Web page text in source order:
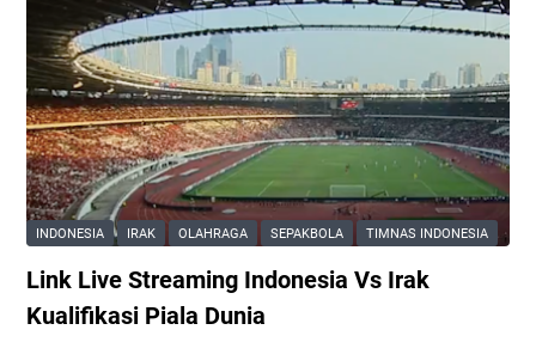
INDONESIA IRAK OLAHRAGA SEPAKBOLA TIMNAS INDONESIA
Link Live Streaming Indonesia Vs Irak
Kualifikasi Piala Dunia